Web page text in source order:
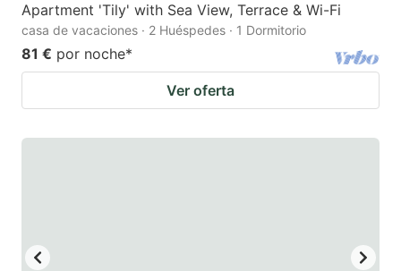
Apartment 'Tily' with Sea View, Terrace & Wi-Fi
casa de vacaciones · 2 Huéspedes · 1 Dormitorio
81 € por noche*
Ver oferta